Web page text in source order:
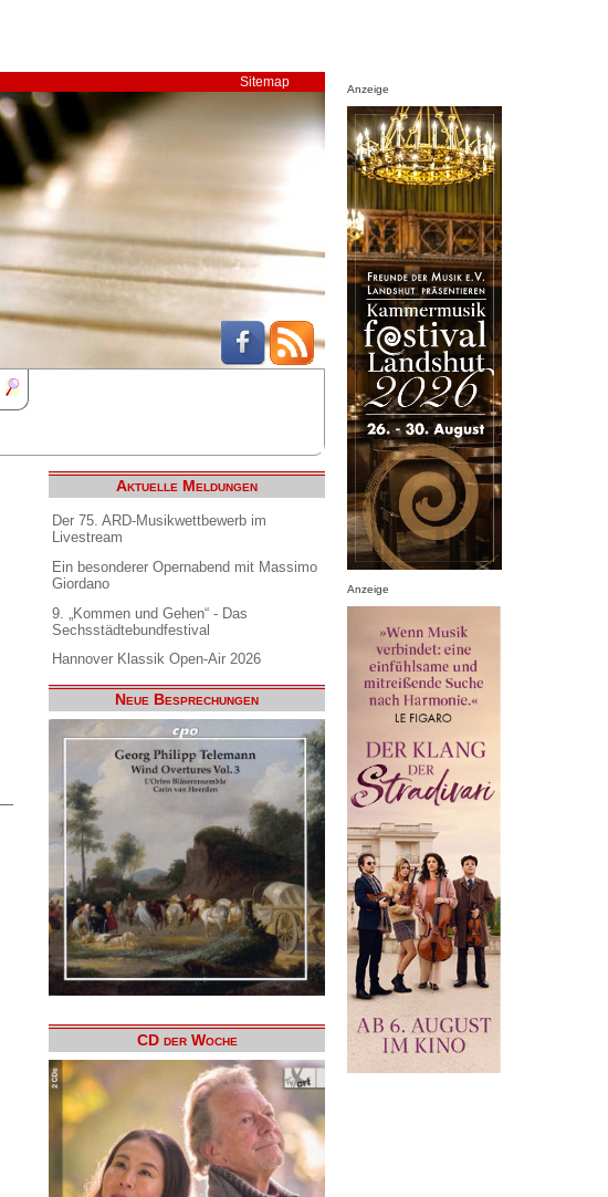
Sitemap
Aktuelle Meldungen
Der 75. ARD-Musikwettbewerb im
Livestream
Ein besonderer Opernabend mit Massimo
Giordano
9. „Kommen und Gehen“ - Das
Sechsstädtebundfestival
Hannover Klassik Open-Air 2026
Neue Besprechungen
CD der Woche
Anzeige
Anzeige